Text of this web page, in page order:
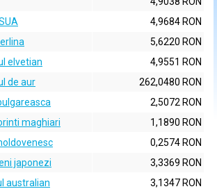
4,9684 RON
5,6220 RON
elvetian
4,9551 RON
de aur
262,0480 RON
2,5072 RON
maghiari
1,1890 RON
0,2574 RON
japonezi
3,3369 RON
australian
3,1347 RON